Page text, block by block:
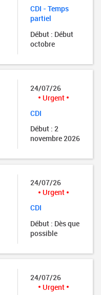
CDI - Temps
partiel
Début : Début
octobre
24/07/26
Urgent
CDI
Début : 2
novembre 2026
24/07/26
Urgent
CDI
Début : Dès que
possible
24/07/26
Urgent